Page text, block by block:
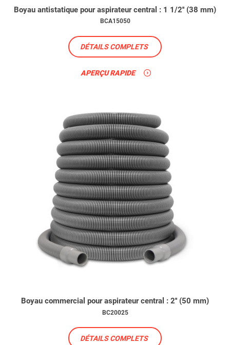
Boyau antistatique pour aspirateur central : 1 1/2'' (38 mm)
BCA15050
DÉTAILS COMPLETS
APERÇU RAPIDE
Boyau commercial pour aspirateur central : 2'' (50 mm)
BC20025
DÉTAILS COMPLETS